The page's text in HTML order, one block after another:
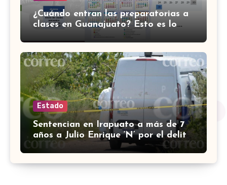
¿Cuándo entran las preparatorias a
clases en Guanajuato? Esto es lo
Estado
Sentencian en Irapuato a más de 7
años a Julio Enrique ‘N’ por el delito
de robo con violencia